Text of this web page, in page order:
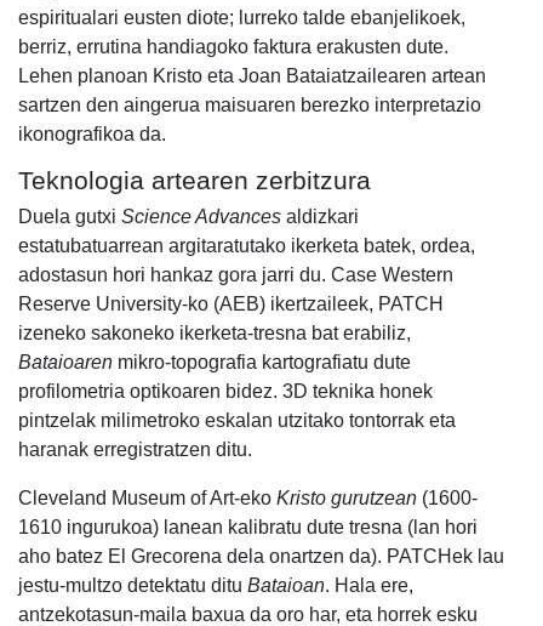
espiritualari eusten diote; lurreko talde ebanjelikoek,
berriz, errutina handiagoko faktura erakusten dute.
Lehen planoan Kristo eta Joan Bataiatzailearen artean
sartzen den aingerua maisuaren berezko interpretazio
ikonografikoa da.
Teknologia artearen zerbitzura
Duela gutxi Science Advances aldizkari
estatubatuarrean argitaratutako ikerketa batek, ordea,
adostasun hori hankaz gora jarri du. Case Western
Reserve University-ko (AEB) ikertzaileek, PATCH
izeneko sakoneko ikerketa-tresna bat erabiliz,
Bataioaren mikro-topografia kartografiatu dute
profilometria optikoaren bidez. 3D teknika honek
pintzelak milimetroko eskalan utzitako tontorrak eta
haranak erregistratzen ditu.
Cleveland Museum of Art-eko Kristo gurutzean (1600-
1610 ingurukoa) lanean kalibratu dute tresna (lan hori
aho batez El Grecorena dela onartzen da). PATCHek lau
jestu-multzo detektatu ditu Bataioan. Hala ere,
antzekotasun-maila baxua da oro har, eta horrek esku